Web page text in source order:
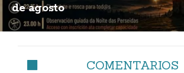
de agosto
COMENTARIOS